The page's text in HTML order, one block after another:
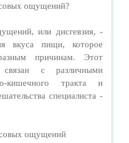
ощущений?
или дисгевзия, -
вкуса пищи, которое
причинам. Этот
с различными
кишечного тракта и
специалиста -
ощущений